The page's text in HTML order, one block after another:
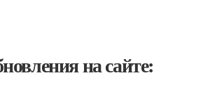
на сайте: